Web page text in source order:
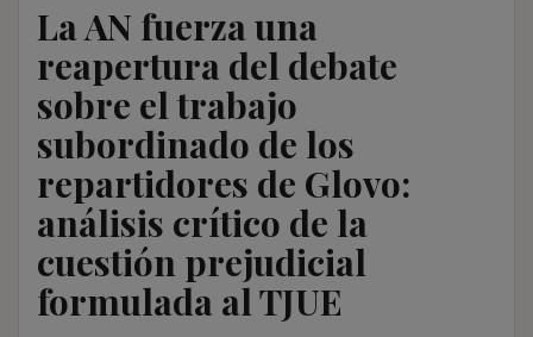
La AN fuerza una
reapertura del debate
sobre el trabajo
subordinado de los
repartidores de Glovo:
análisis crítico de la
cuestión prejudicial
formulada al TJUE